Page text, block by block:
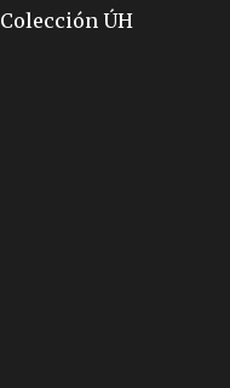
Colección ÚH